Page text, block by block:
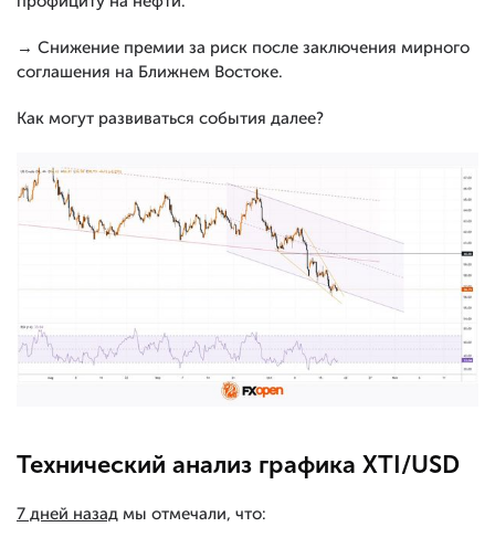
→ Снижение премии за риск после заключения мирного
соглашения на Ближнем Востоке.
Как могут развиваться события далее?
Технический анализ графика XTI/USD
7 дней назад мы отмечали, что: